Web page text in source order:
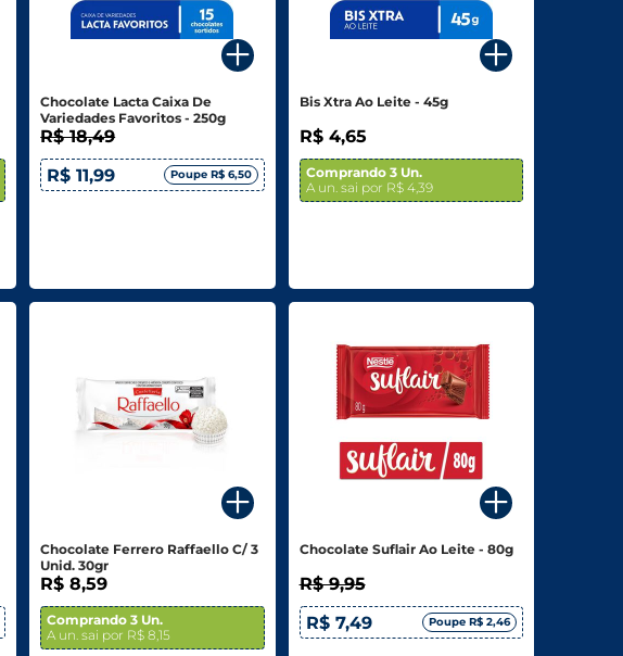
Chocolate Lacta Caixa De
Variedades Favoritos - 250g
R$ 18,49
R$ 11,99
Poupe R$ 6,50
Bis Xtra Ao Leite - 45g
R$ 4,65
Comprando 3 Un.
A un. sai por R$ 4,39
Chocolate Ferrero Raffaello C/ 3
Unid. 30gr
R$ 8,59
Comprando 3 Un.
A un. sai por R$ 8,15
Chocolate Suflair Ao Leite - 80g
R$ 9,95
R$ 7,49
Poupe R$ 2,46